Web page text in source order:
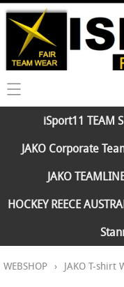
HOME
WEBSHOP
JAKO Running
JAKO TEAMLINES
PARTNERS
Klantengroepen
CONTACT
iSport11 TEAM
JAKO Corporate
JAKO
HOCKEY REECE
WEBSHOP › JAKO T-shirt